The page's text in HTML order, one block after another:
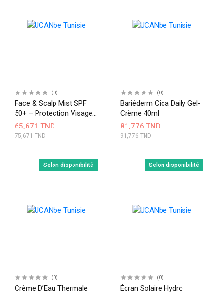
(0)
Face & Scalp Mist SPF
50+ – Protection Visage
Et Cuir Chevelu – 75 Ml
65,671 TND
75,671 TND
(0)
Bariéderm Cica Daily Gel-
Crème 40ml
81,776 TND
91,776 TND
Selon disponibilité
(0)
Crème D’Eau Thermale
Selon disponibilité
(0)
Écran Solaire Hydro